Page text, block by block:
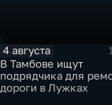
4 августа
В Тамбове ищут
подрядчика для
дороги в Лужках